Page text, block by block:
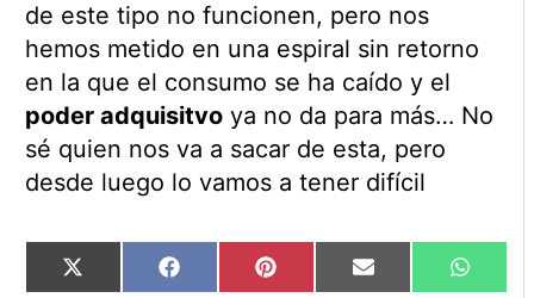
de este tipo no funcionen, pero nos
hemos metido en una espiral sin retorno
en la que el consumo se ha caído y el
poder adquisitvoya no da para más… No
sé quien nos va a sacar de esta, pero
desde luego lo vamos a tener difícil
Compartir
en
X
(Twitter)
Compartir
en
Facebook Compartir
en
Pinterest Compartir
en
Email
en